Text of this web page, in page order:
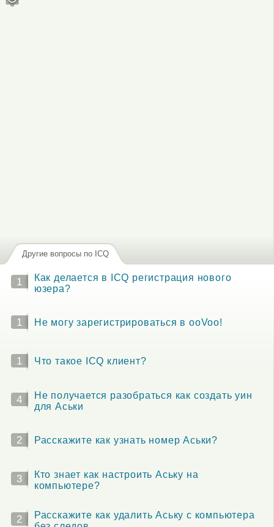
Другие вопросы по ICQ
1
Как делается в ICQ регистрация нового
юзера?
1 Не могу зарегистрироваться в ooVoo!
1 Что такое ICQ клиент?
4
Не получается разобраться как создать уин
для Аськи
2 Расскажите как узнать номер Аськи?
3
Кто знает как настроить Аську на
компьютере?
2
Расскажите как удалить Аську с компьютера